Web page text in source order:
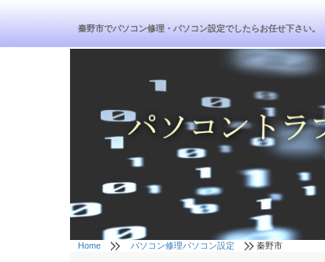
秦野市でパソコン修理・パソコン設定でしたらお任せ下さい。
Home パソコン修理パソコン設定 秦野市